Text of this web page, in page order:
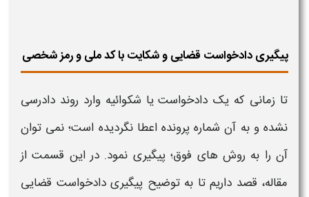
پیگیری دادخواست قضایی و شکایت با کد ملی و رمز شخصی
تا زمانی که یک دادخواست یا شکوائیه وارد روند دادرسی
نشده و به آن شماره پروندهاعطا نگردیده است؛ نمی توان
آن را به روش های فوق؛پیگیری نمود. در این قسمت از
مقاله، قصد داریم تا به توضیح پیگیری دادخواست قضایی